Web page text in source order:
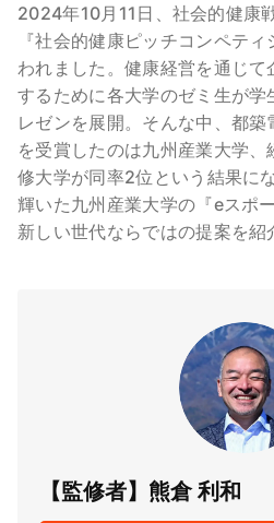
2024年10月11日、社会的健康
『社会的健康ピッチコンペテ
われました。健康経営を通じ
するために各大学のゼミ生が
レゼンを展開。そんな中、都
を受賞したのは九州産業大学
修大学が同率2位という結果に
輝いた九州産業大学の『eスポ
新しい世代ならではの提案を紹
【監修者】熊倉 利和